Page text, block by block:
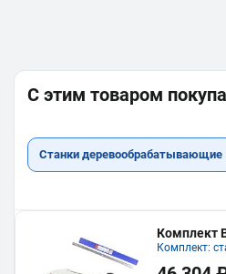
С этим товаром
Станки деревообрабатывающие
Комплект
Комплект: